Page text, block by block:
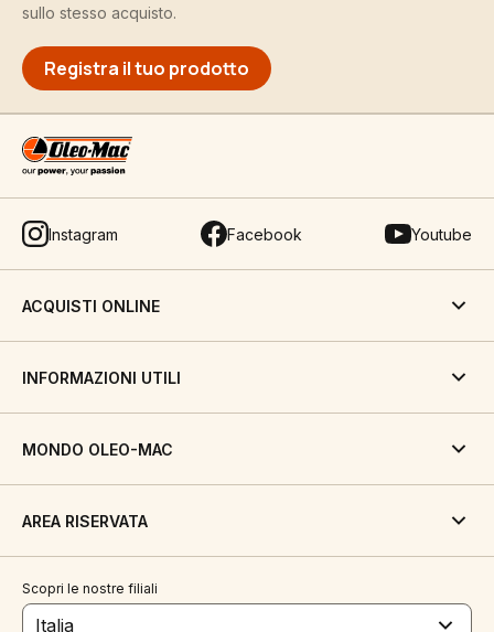
sullo stesso acquisto.
Registra il tuo prodotto
Instagram Facebook Youtube
ACQUISTI ONLINE
INFORMAZIONI UTILI
MONDO OLEO-MAC
AREA RISERVATA
Scopri le nostre filiali
Italia